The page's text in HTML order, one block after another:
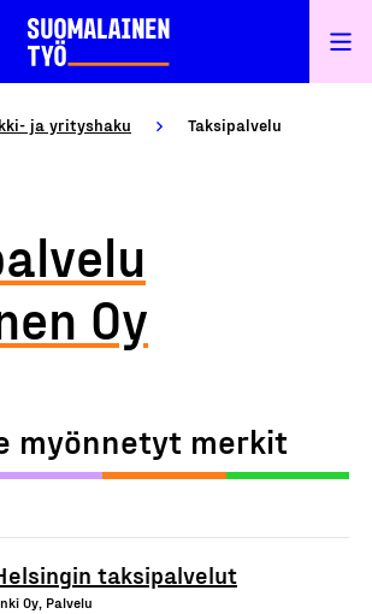
ja yrityshaku
Taksipalvelu
Oy
myönnetyt merkit
taksipalvelut
Oy, Palvelu